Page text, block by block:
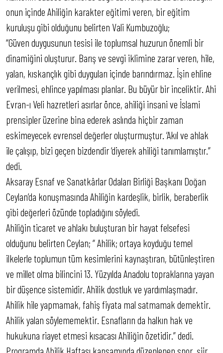
onun içinde Ahiliğin karakter eğitimi veren, bir eğitim
kuruluşu gibi olduğunu belirten Vali Kumbuzoğlu;
“Güven duygusunun tesisi ile toplumsal huzurun önemli bir
dinamiğini oluşturur. Barış ve sevgi iklimine zarar veren, hile,
yalan, kıskançlık gibi duyguları içinde barındırmaz. İşin ehline
verilmesi, ehlince yapılması planlar. Bu büyür bir inceliktir. Ahi
Evran-ı Veli hazretleri asırlar önce, ahiliği insani ve İslami
prensipler üzerine bina ederek aslında hiçbir zaman
eskimeyecek evrensel değerler oluşturmuştur. ‘Akıl ve ahlak
ile çalışıp, bizi geçen bizdendir ‘diyerek ahiliği tanımlamıştır.”
dedi.
Aksaray Esnaf ve Sanatkârlar Odaları Birliği Başkanı Doğan
Ceylan’da konuşmasında Ahiliğin kardeşlik, birlik, beraberlik
gibi değerleri özünde topladığını söyledi.
Ahiliğin ticaret ve ahlakı buluşturan bir hayat felsefesi
olduğunu belirten Ceylan; “ Ahilik; ortaya koyduğu temel
ilkelerle toplumun tüm kesimlerini kaynaştıran, bütünleştiren
ve millet olma bilincini 13. Yüzyılda Anadolu topraklarına yayan
bir düşence sistemidir. Ahilik dostluk ve yardımlaşmadır.
Ahilik hile yapmamak, fahiş fiyata mal satmamak demektir.
Ahilik yalan söylememektir. Esnafların da halkın hak ve
hukukuna riayet etmesi kısacası Ahiliğin özetidir.” dedi.